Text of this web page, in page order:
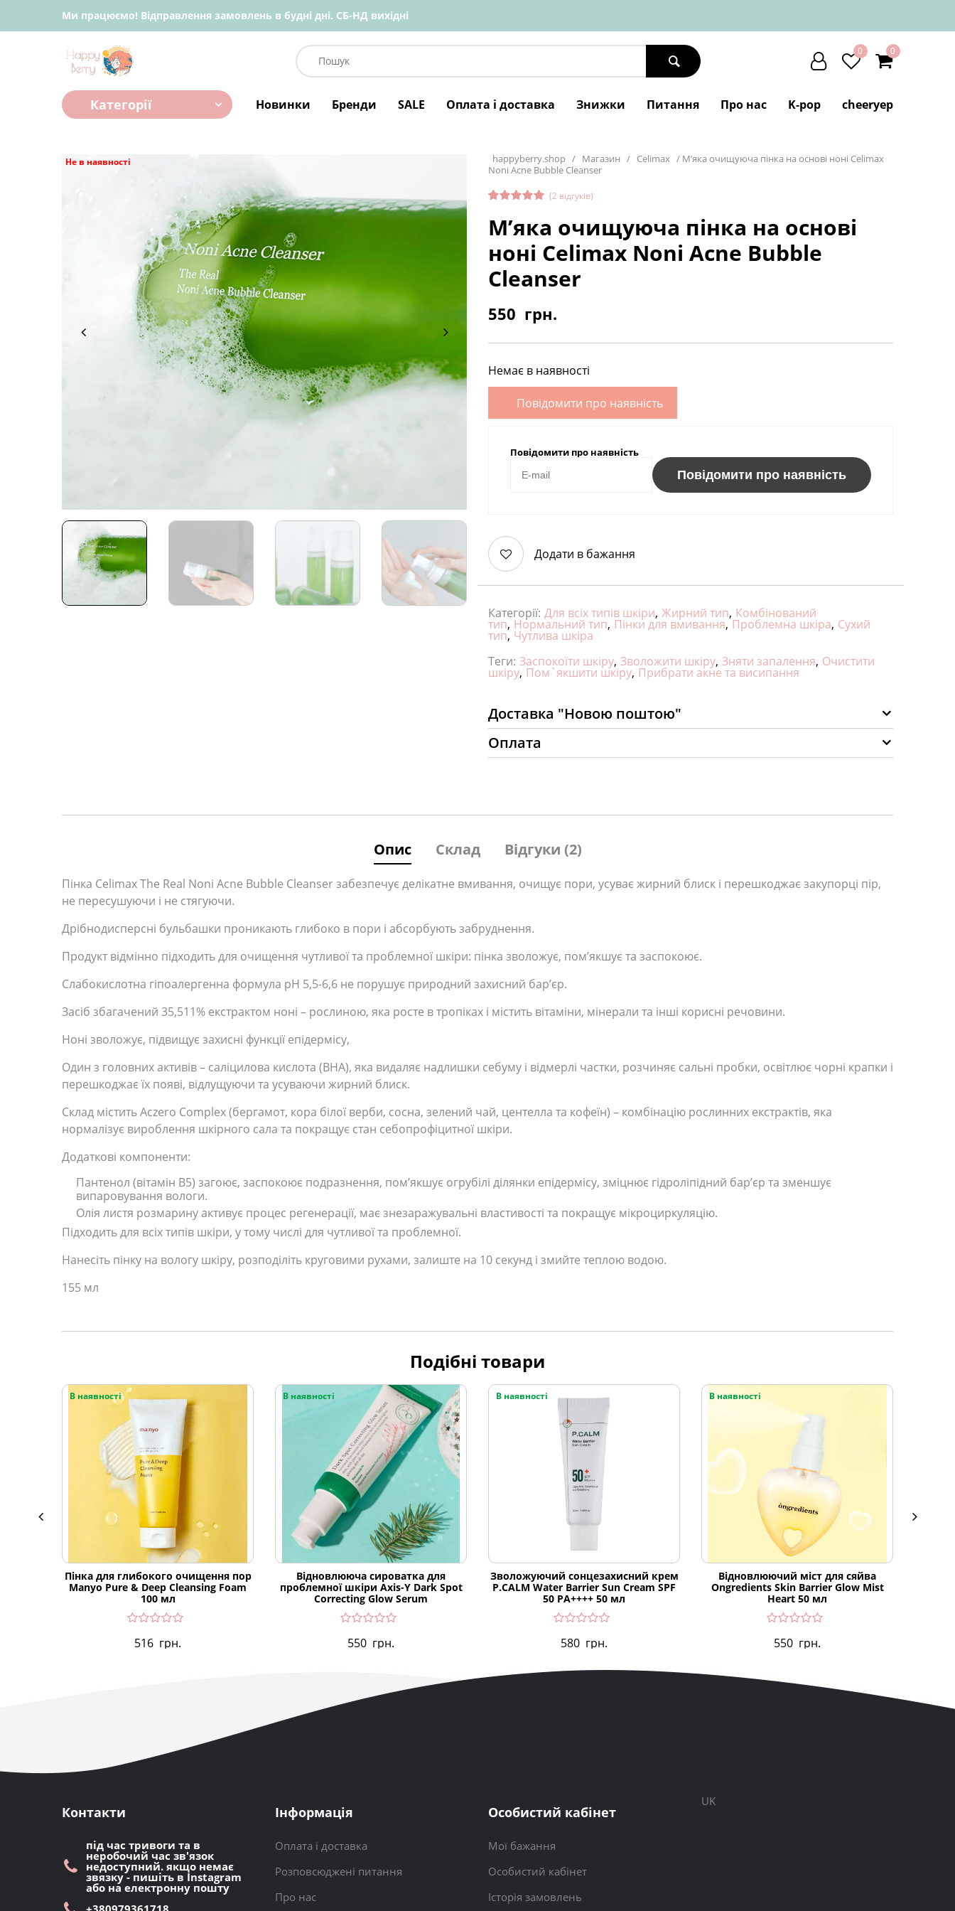
Ми працюємо! Відправлення замовлень в будні дні. СБ-НД вихідні
0 0
Категорії Новинки Бренди SALE Оплата і доставка Знижки Питання Про нас K-pop cheeryep
Не в наявності happyberry.shop / Магазин / Celimax / М’яка очищуюча пінка на основі ноні Celimax
Noni Acne Bubble Cleanser
5.00з 5
на основі
опитуван
ня
покупців
(2 відгуків)
М’яка очищуюча пінка на основі
ноні Celimax Noni Acne Bubble
Cleanser
550 грн.
Немає в наявності
Повідомити про наявність
Повідомити про наявність
Повідомити про наявність
Додати в бажання
Категорії: Для всіх типів шкіри, Жирний тип, Комбінований
тип, Нормальний тип, Пінки для вмивання, Проблемна шкіра, Сухий
тип, Чутлива шкіра
Теги: Заспокоїти шкіру, Зволожити шкіру, Зняти запалення, Очистити
шкіру, Пом`якшити шкіру, Прибрати акне та висипання
Доставка "Новою поштою"
Оплата
Опис Склад Відгуки (2)
Пінка Celimax The Real Noni Acne Bubble Cleanser забезпечує делікатне вмивання, очищує пори, усуває жирний блиск і перешкоджає закупорці пір,
не пересушуючи і не стягуючи.
Дрібнодисперсні бульбашки проникають глибоко в пори і абсорбують забруднення.
Продукт відмінно підходить для очищення чутливої та проблемної шкіри: пінка зволожує, пом’якшує та заспокоює.
Слабокислотна гіпоалергенна формула pH 5,5-6,6 не порушує природний захисний бар’єр.
Засіб збагачений 35,511% екстрактом ноні – рослиною, яка росте в тропіках і містить вітаміни, мінерали та інші корисні речовини.
Ноні зволожує, підвищує захисні функції епідермісу,
Один з головних активів – саліцилова кислота (BHA), яка видаляє надлишки себуму і відмерлі частки, розчиняє сальні пробки, освітлює чорні крапки і
перешкоджає їх появі, відлущуючи та усуваючи жирний блиск.
Склад містить Aczero Complex (бергамот, кора білої верби, сосна, зелений чай, центелла та кофеїн) – комбінацію рослинних екстрактів, яка
нормалізує вироблення шкірного сала та покращує стан себопрофіцитної шкіри.
Додаткові компоненти:
Пантенол (вітамін B5) загоює, заспокоює подразнення, пом’якшує огрубілі ділянки епідермісу, зміцнює гідроліпідний бар’єр та зменшує
випаровування вологи.
Олія листя розмарину активує процес регенерації, має знезаражувальні властивості та покращує мікроциркуляцію.
Підходить для всіх типів шкіри, у тому числі для чутливої та проблемної.
Нанесіть пінку на вологу шкіру, розподіліть круговими рухами, залиште на 10 секунд і змийте теплою водою.
155 мл
Подібні товари
В наявності
Пінка для глибокого очищення пор
Manyo Pure & Deep Cleansing Foam
100 мл
516 грн.
В наявності
Відновлююча сироватка для
проблемної шкіри Axis-Y Dark Spot
Correcting Glow Serum
550 грн.
В наявності
Зволожуючий сонцезахисний крем
P.CALM Water Barrier Sun Cream SPF
50 PA++++ 50 мл
580 грн.
В наявності
Відновлюючий міст для сяйва
Ongredients Skin Barrier Glow Mist
Heart 50 мл
550 грн.
Контакти
під час тривоги та в
неробочий час зв'язок
недоступний. якщо немає
звязку - пишіть в Instagram
або на електронну пошту
Інформація
Оплата і доставка
Розповсюджені питання
Про нас
Особистий кабінет
Мої бажання
Особистий кабінет
Історія замовлень
UK